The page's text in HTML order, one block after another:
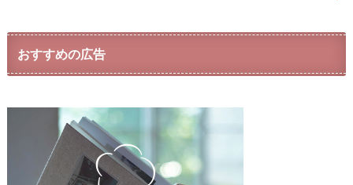
おすすめの広告